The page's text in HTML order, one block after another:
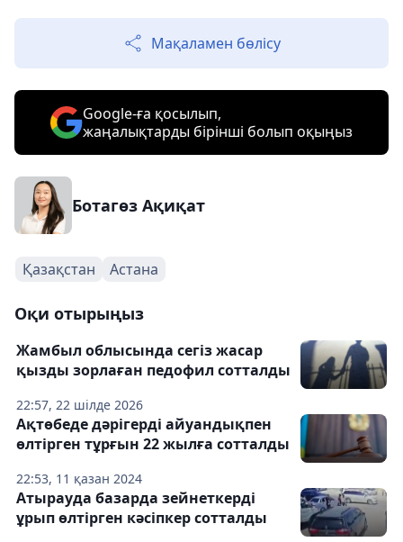
Мақаламен бөлісу
Google-ға қосылып,
жаңалықтарды бірінші болып оқыңыз
Ботагөз Ақиқат
Қазақстан Астана
Оқи отырыңыз
22:57, 22 шілде 2026
Жамбыл облысында сегіз жасар
қызды зорлаған педофил сотталды
22:53, 11 қазан 2024
Ақтөбеде дәрігерді айуандықпен
өлтірген тұрғын 22 жылға сотталды
Атырауда базарда зейнеткерді
ұрып өлтірген кәсіпкер сотталды